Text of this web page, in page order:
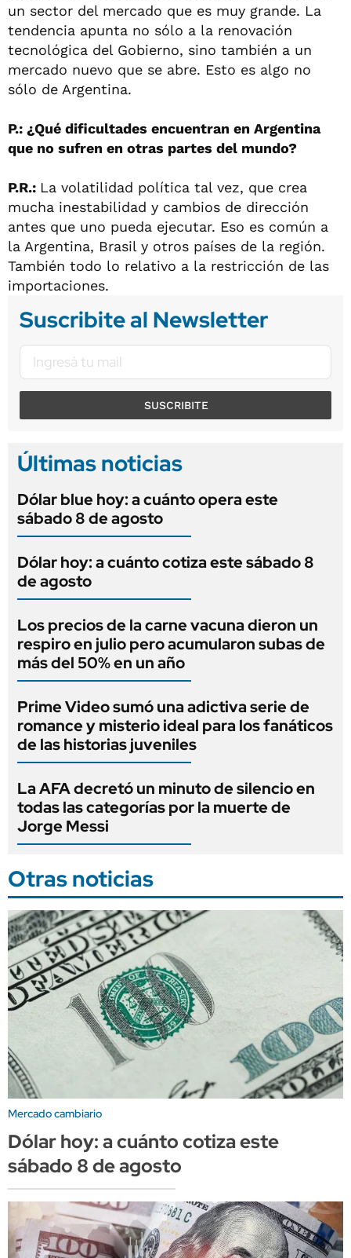
un sector del mercado que es muy grande. La
tendencia apunta no sólo a la renovación
tecnológica del Gobierno, sino también a un
mercado nuevo que se abre. Esto es algo no
sólo de Argentina.
P.: ¿Qué dificultades encuentran en Argentina
que no sufren en otras partes del mundo?
P.R.: La volatilidad política tal vez, que crea
mucha inestabilidad y cambios de dirección
antes que uno pueda ejecutar. Eso es común a
la Argentina, Brasil y otros países de la región.
También todo lo relativo a la restricción de las
importaciones.
Suscribite al Newsletter
SUSCRIBITE
Últimas noticias
Dólar blue hoy: a cuánto opera este
sábado 8 de agosto
Dólar hoy: a cuánto cotiza este sábado 8
de agosto
Los precios de la carne vacuna dieron un
respiro en julio pero acumularon subas de
más del 50% en un año
Prime Video sumó una adictiva serie de
romance y misterio ideal para los fanáticos
de las historias juveniles
La AFA decretó un minuto de silencio en
todas las categorías por la muerte de
Jorge Messi
Otras noticias
Mercado cambiario
Dólar hoy: a cuánto cotiza este
sábado 8 de agosto